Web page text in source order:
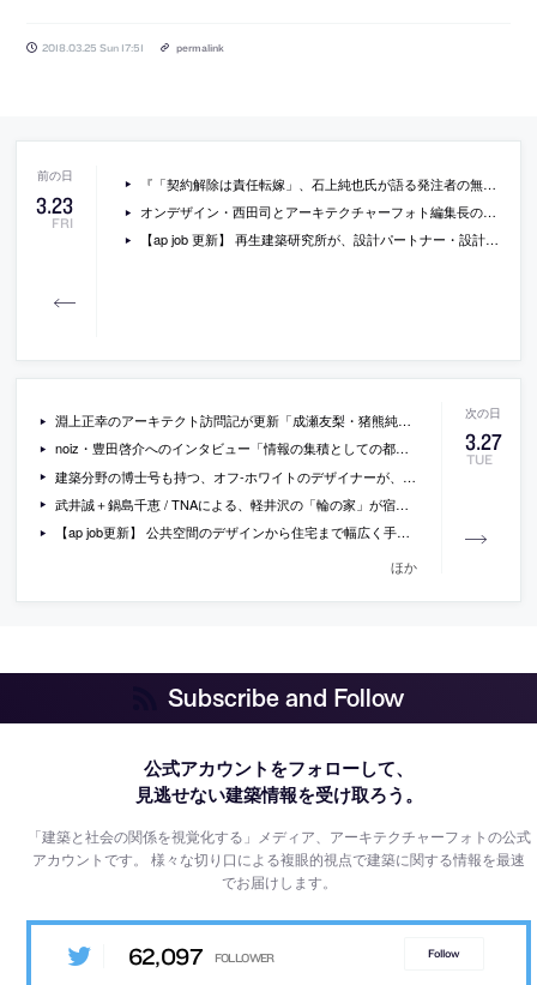
2018.03.25 Sun 17:51 permalink
3.23
FRI
『「契約解除は責任転嫁」、石上純也氏が語る発注者の無理難題』（日経 xTECH）
オンデザイン・西田司とアーキテクチャーフォト編集長の対談記事「ボクがウェブメディアを はじめた理由、 続ける理由。」
【ap job 更新】 再生建築研究所が、設計パートナー・設計スタッフ・構造設備設計士・アルバイト・インターン等を募集中
3.27
TUE
淵上正幸のアーキテクト訪問記が更新「成瀬友梨・猪熊純両氏にシェア・インタビューを試みる」
noiz・豊田啓介へのインタビュー「情報の集積としての都市と新しい建築」
建築分野の博士号も持つ、オフ-ホワイトのデザイナーが、ルイ・ヴィトンのクリエイティブディレクターに
武井誠＋鍋島千恵 / TNAによる、軽井沢の「輪の家」が宿泊可能に。それに合わせて武井が執筆したテキスト「別荘を開くということ」
【ap job更新】 公共空間のデザインから住宅まで幅広く手がける「株式会社 設計領域」が、新規スタッフ（正社員）を募集中
ほか
Subscribe and Follow
公式アカウントをフォローして、
見逃せない建築情報を受け取ろう。
「建築と社会の関係を視覚化する」メディア、アーキテクチャーフォトの公式
アカウントです。様々な切り口による複眼的視点で建築に関する情報を最速
でお届けします。
62,097 Follow